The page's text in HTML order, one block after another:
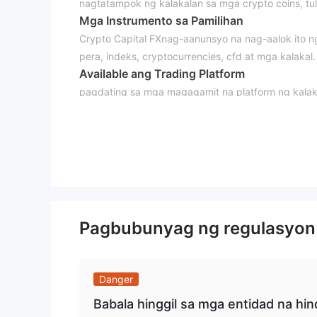
nagtatampok ng kalakalan sa mga crypto coins,
Mga Instrumento sa Pamilihan
Crypto Capital FXnag-aanunsyo na nag-aalok ito
pera, indeks, cryptocurrencies, cfd at mga kalakal.
Available ang Trading Platform
pagdating sa mga magagamit na platform ng
ay nilagyan ng napakahusay na pakete ng mga
opsyon sa paggawa ng mga personalized na
Pagbubunyag ng regulasyon
Danger
Babala hinggil sa mga entidad na